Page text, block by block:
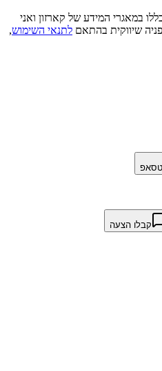
במאגרי המידע של קארזון ואני
שיווקית בהתאם לתנאי השימוש,
קבלו הצעה